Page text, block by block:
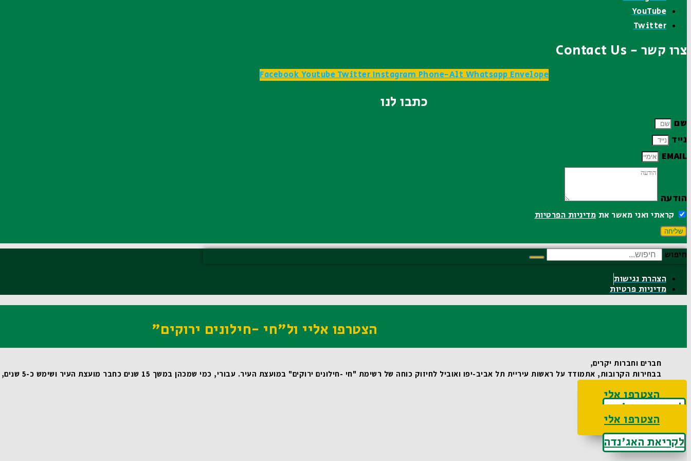
YouTube
Twitter
צרו קשר - Contact Us
FacebookYoutubeTwitterInstagramPhone-AltWhatsappEnvelope
כתבו לנו
שם
נייד
EMAIL
הודעה
קראתי ואני מאשר את מדיניות הפרטיות
שליחה
חיפוש
הצהרת נגישות
מדיניות פרטיות
הצטרפו אליי ול"חי -חילונים ירוקים"
חברים וחברות יקרים,
בבחירות הקרובות, אתמודד על ראשות עיריית תל אביב-יפו ואוביל לחיזוק כוחה של רשימת "חי -חילונים ירוקים" במועצת העיר. עבורי, כמי שמכהן במשך 15 שנים כחבר מועצת העיר ושימש כ-5 שנים, כסגן ראש העיר, מדובר במהלך טבעי ומתבקש. עבורי זאת משימת חיים!
הצטרפו אלי
לקריאת האג'נדה
הצטרפו אלי
לקריאת האג'נדה